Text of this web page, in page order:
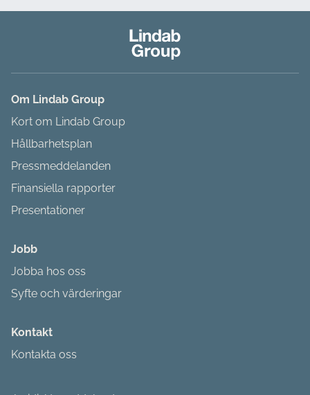
Om Lindab Group
Kort om Lindab Group
Hållbarhetsplan
Pressmeddelanden
Finansiella rapporter
Presentationer
Jobb
Jobba hos oss
Syfte och värderingar
Kontakt
Kontakta oss